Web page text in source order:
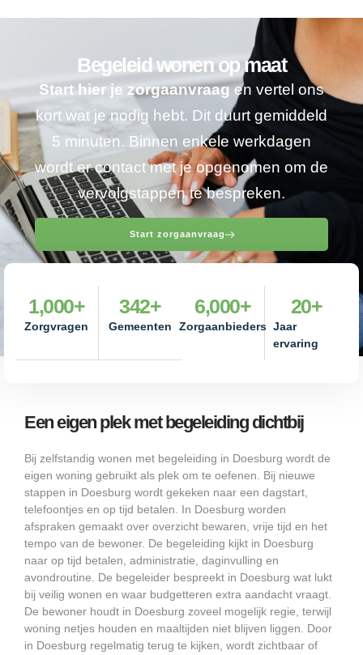
Begeleid wonen op maat
Start hier je zorgaanvraagen vertel ons
kort wat je nodig hebt. Dit duurt gemiddeld
5 minuten. Binnen enkele werkdagen
wordt er contact met je opgenomen om de
vervolgstappen te bespreken.
Start zorgaanvraag
Zorgvragen
1,000+
Gemeenten
342+
Zorgaanbieders
6,000+
Jaar
ervaring
20+
Een eigen plek met begeleiding dichtbij
Bij zelfstandig wonen met begeleiding in Doesburg wordt de
eigen woning gebruikt als plek om te oefenen. Bij nieuwe
stappen in Doesburg wordt gekeken naar een dagstart,
telefoontjes en op tijd betalen. In Doesburg worden
afspraken gemaakt over overzicht bewaren, vrije tijd en het
tempo van de bewoner. De begeleiding kijkt in Doesburg
naar op tijd betalen, administratie, daginvulling en
avondroutine. De begeleider bespreekt in Doesburg wat lukt
bij veilig wonen en waar budgetteren extra aandacht vraagt.
De bewoner houdt in Doesburg zoveel mogelijk regie, terwijl
woning netjes houden en maaltijden niet blijven liggen. Door
in Doesburg regelmatig terug te kijken, wordt zichtbaar of